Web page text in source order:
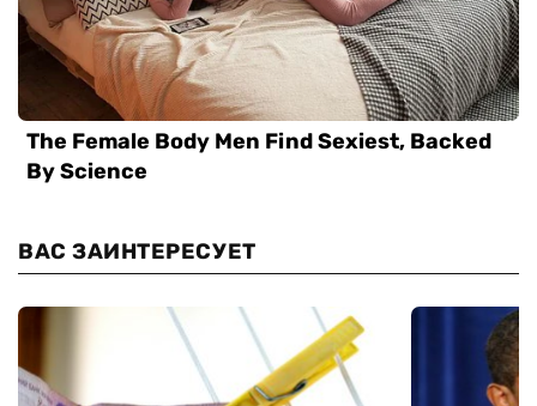
ВАС ЗАИНТЕРЕСУЕТ